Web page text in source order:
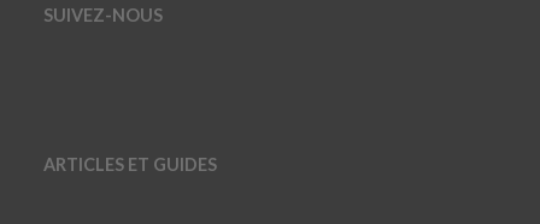
SUIVEZ-NOUS
ARTICLES ET GUIDES